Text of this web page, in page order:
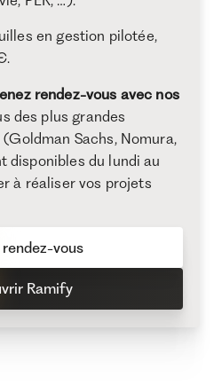
en gestion pilotée,
rendez-vous avec nos
des plus grandes
Sachs, Nomura,
disponibles du lundi au
à réaliser vos projets
Ramify
vous